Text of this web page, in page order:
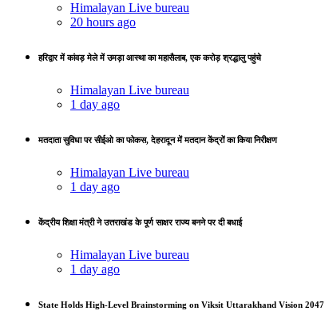
Himalayan Live bureau
20 hours ago
हरिद्वार में कांवड़ मेले में उमड़ा आस्था का महासैलाब, एक करोड़ श्रद्धालु पहुंचे
Himalayan Live bureau
1 day ago
मतदाता सुविधा पर सीईओ का फोकस, देहरादून में मतदान केंद्रों का किया निरीक्षण
Himalayan Live bureau
1 day ago
केंद्रीय शिक्षा मंत्री ने उत्तराखंड के पूर्ण साक्षर राज्य बनने पर दी बधाई
Himalayan Live bureau
1 day ago
State Holds High-Level Brainstorming on Viksit Uttarakhand Vision 2047